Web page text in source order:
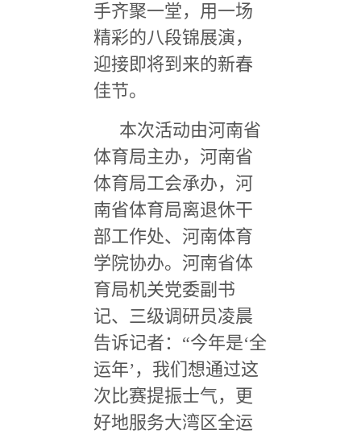
手齐聚一堂，用一场
精彩的八段锦展演，
迎接即将到来的新春
佳节。
本次活动由河南省
体育局主办，河南省
体育局工会承办，河
南省体育局离退休干
部工作处、河南体育
学院协办。河南省体
育局机关党委副书
记、三级调研员凌晨
告诉记者： “今年是‘全
运年’，我们想通过这
次比赛提振士气，更
好地服务大湾区全运